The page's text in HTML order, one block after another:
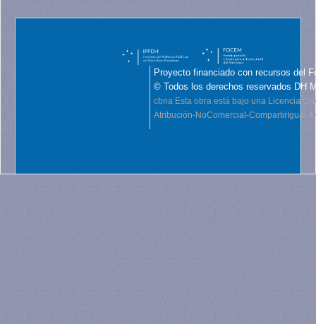
Proyecto financiado con recursos del
© Todos los derechos reservados DH
cbna Esta obra está bajo una Licencia
Atribución-NoComercial-CompartirIgual